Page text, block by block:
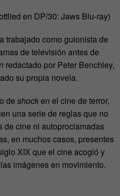
en DP/30: Jaws Blu-ray)
trabajado como guionista de
de televisión antes de
redactado por Peter Benchley,
su propia novela.
de shocken el cine de terror,
una serie de reglas que no
de cine ni autoproclamadas
en muchos casos, presentes
XIX que el cine acogió y
imágenes en movimiento.